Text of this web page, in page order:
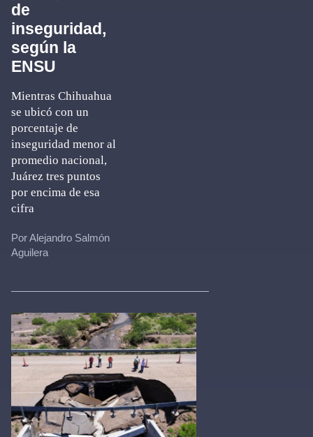
de
inseguridad,
según la
ENSU
Mientras Chihuahua
se ubicó con un
porcentaje de
inseguridad menor al
promedio nacional,
Juárez tres puntos
por encima de esa
cifra
Por Alejandro Salmón
Aguilera